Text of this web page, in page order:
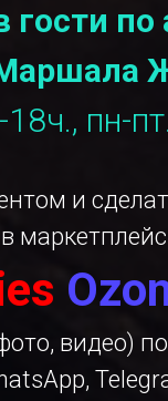
по
пн-
и
в маркетплейс
видео)